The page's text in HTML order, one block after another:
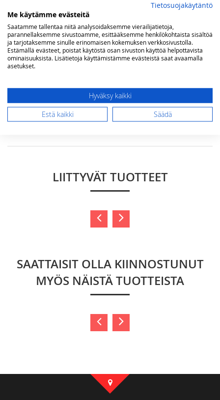
Yhteenveto
Arvostelu
LIITTYVÄT TUOTTEET
SAATTAISIT OLLA KIINNOSTUNUT
MYÖS NÄISTÄ TUOTTEISTA
Tietosuojakäytäntö
Me käytämme evästeitä
Saatamme tallentaa niitä analysoidaksemme vierailijatietoja,
parannellaksemme sivustoamme, esittääksemme henkilökohtaista sisältöä
ja tarjotaksemme sinulle erinomaisen kokemuksen verkkosivustolla.
Estämällä evästeet, poistat käytöstä osan sivuston käyttöä helpottavista
ominaisuuksista. Lisätietoja käyttämistämme evästeistä saat avaamalla
asetukset.
Hyväksy kaikki
Estä kaikki Säädä